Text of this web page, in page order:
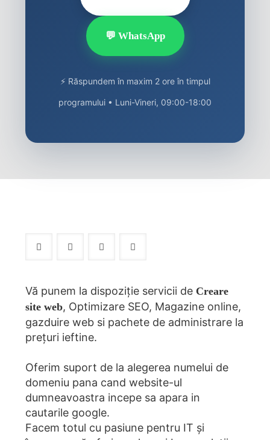
💬 WhatsApp
⚡ Răspundem în maxim 2 ore în timpul
programului • Luni-Vineri, 09:00-18:00
Vă punem la dispoziție servicii de Creare
site web, Optimizare SEO, Magazine online,
gazduire web si pachete de administrare la
prețuri ieftine.
Oferim suport de la alegerea numelui de
domeniu pana cand website-ul
dumneavoastra incepe sa apara in
cautarile google.
Facem totul cu pasiune pentru IT și